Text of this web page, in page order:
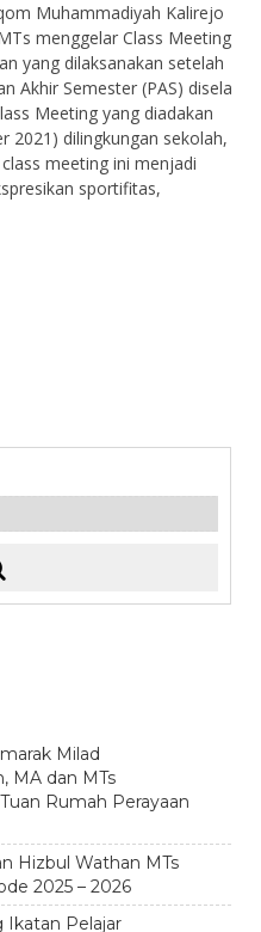
Muhammadiyah Kalirejo
menggelar Class Meeting
yang dilaksanakan setelah
Akhir Semester (PAS) disela
Meeting yang diadakan
2021) dilingkungan sekolah,
meeting ini menjadi
sportifitas,
Milad
MA dan MTs
Rumah Perayaan
Hizbul Wathan MTs
2025 – 2026
Ikatan Pelajar